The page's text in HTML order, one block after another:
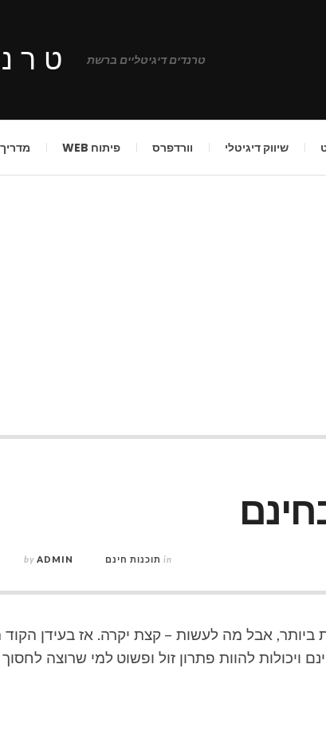
טרנדים דיגיטליים ברשת
שיווק דיגיטלי וורדפרס פיתוח WEB מדריך
by ADMIN in תוכנות חינם
ביותר, אבל מה לעשות – קצת יקרה. אז בעידן
ויכולות להוות פתרון זול ופשוט למי שרוצה